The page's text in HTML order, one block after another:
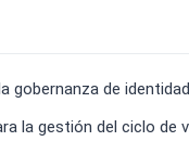
gobernanza de
la gestión del ciclo de